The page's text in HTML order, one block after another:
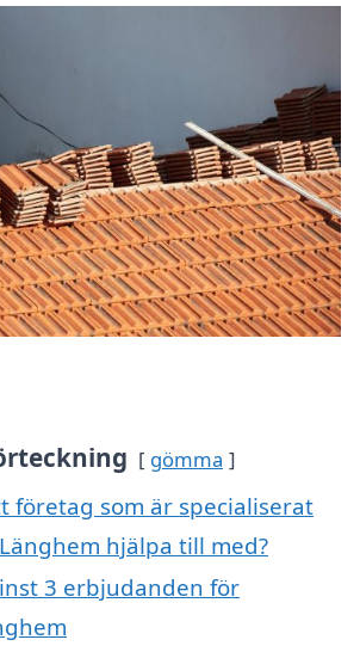
gömma
företag som är specialiserat
hjälpa till med?
3 erbjudanden för